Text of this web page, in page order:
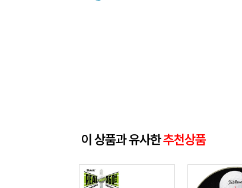
이 상품과 유사한추천상품